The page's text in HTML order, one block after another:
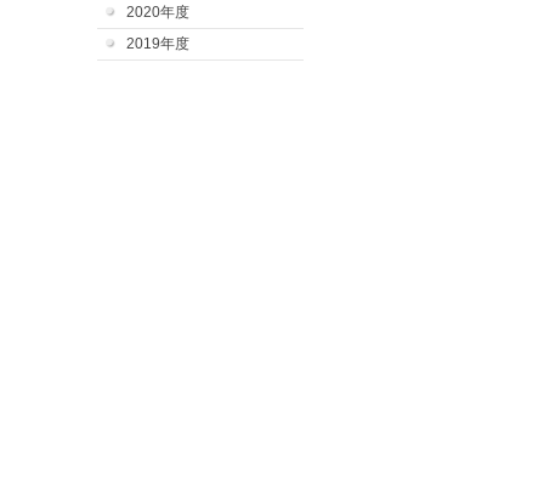
2020年度
2019年度